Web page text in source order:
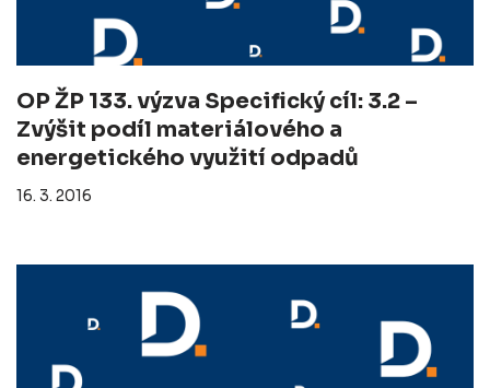
OP ŽP 133. výzva Specifický cíl: 3.2 –
Zvýšit podíl materiálového a
energetického využití odpadů
16. 3. 2016